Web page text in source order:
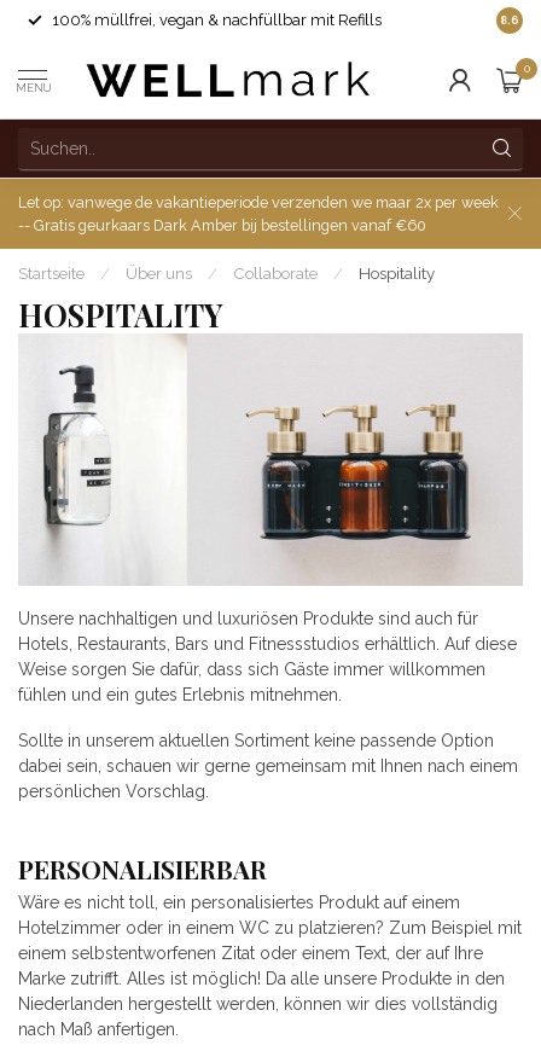
100% müllfrei, vegan & nachfüllbar mit Refills 8.6
MENU
0
Let op: vanwege de vakantieperiode verzenden we maar 2x per week
-- Gratis geurkaars Dark Amber bij bestellingen vanaf €60
Startseite / Über uns / Collaborate / Hospitality
HOSPITALITY
Unsere nachhaltigen und luxuriösen Produkte sind auch für
Hotels, Restaurants, Bars und Fitnessstudios erhältlich. Auf diese
Weise sorgen Sie dafür, dass sich Gäste immer willkommen
fühlen und ein gutes Erlebnis mitnehmen.
Sollte in unserem aktuellen Sortiment keine passende Option
dabei sein, schauen wir gerne gemeinsam mit Ihnen nach einem
persönlichen Vorschlag.
PERSONALISIERBAR
Wäre es nicht toll, ein personalisiertes Produkt auf einem
Hotelzimmer oder in einem WC zu platzieren? Zum Beispiel mit
einem selbstentworfenen Zitat oder einem Text, der auf Ihre
Marke zutrifft. Alles ist möglich! Da alle unsere Produkte in den
Niederlanden hergestellt werden, können wir dies vollständig
nach Maß anfertigen.